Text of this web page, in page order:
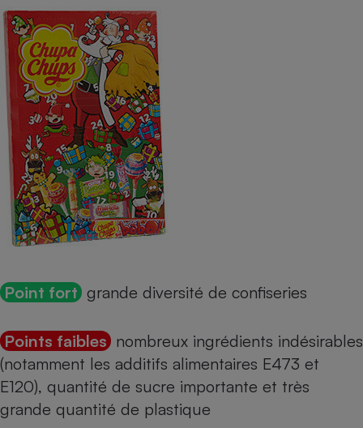
Point fort grande diversité de confiseries
Points faibles nombreux ingrédients indésirables
(notamment les additifs alimentaires E473 et
E120), quantité de sucre importante et très
grande quantité de plastique